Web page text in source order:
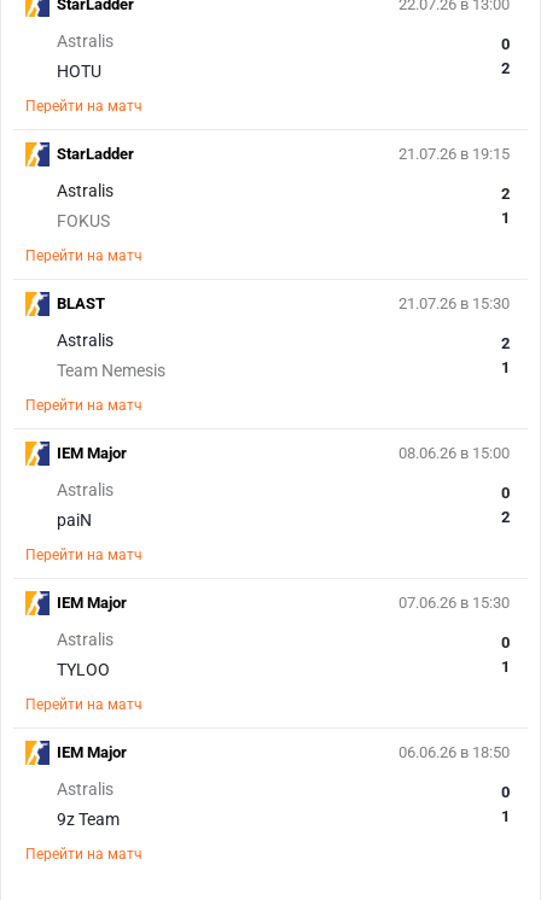
22.07.26 в 13:00
Astralis
HOTU
0
2
Перейти на матч
StarLadder
21.07.26 в 19:15
Astralis
FOKUS
2
1
Перейти на матч
StarLadder
21.07.26 в 15:30
Astralis
Team Nemesis
2
1
Перейти на матч
BLAST
08.06.26 в 15:00
Astralis
paiN
0
2
Перейти на матч
IEM Major
07.06.26 в 15:30
Astralis
TYLOO
0
1
Перейти на матч
IEM Major
06.06.26 в 18:50
Astralis
9z Team
0
1
Перейти на матч
IEM Major